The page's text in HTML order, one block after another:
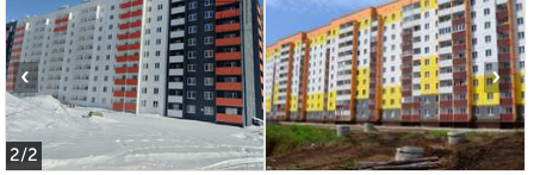
2/2
‹ ›